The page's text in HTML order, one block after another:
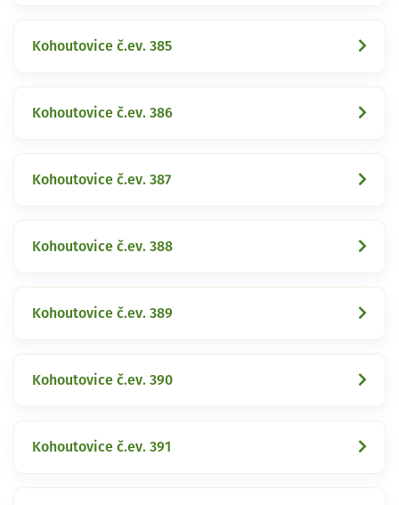
Kohoutovice č.ev. 385
Kohoutovice č.ev. 386
Kohoutovice č.ev. 387
Kohoutovice č.ev. 388
Kohoutovice č.ev. 389
Kohoutovice č.ev. 390
Kohoutovice č.ev. 391